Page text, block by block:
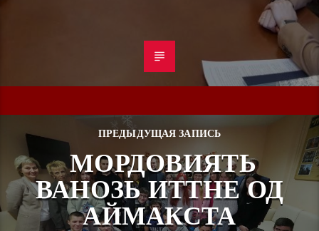
ПРЕДЫДУЩАЯ ЗАПИСЬ
МОРДОВИЯТЬ
ВАНОЗЬ ИТТНЕ ОД
АЙМАКСТА